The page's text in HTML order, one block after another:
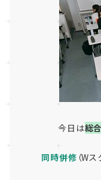
今日は総
同時併修 （W